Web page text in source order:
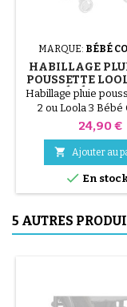
MARQUE: BÉBÉ
HABILLAGE
POUSSETTE
BÉBÉ
Habillage pluie
2 ou Loola 3
Prix
24,90 €
 Ajouter au
 En stock
5 AUTRES